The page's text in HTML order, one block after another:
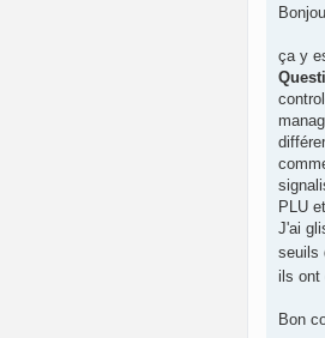
s
g
ça y
PLU
J'ai
seuils
ils ont
Bon